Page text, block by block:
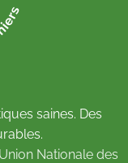
saines. Des
Nationale des